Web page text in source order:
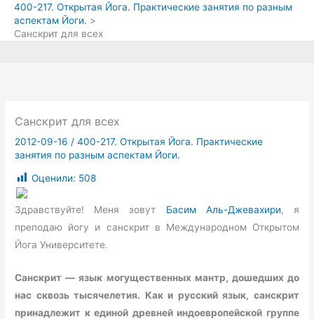
400-217. Открытая Йога. Практические занятия по разным
аспектам Йоги.
Санскрит для всех
Санскрит для всех
2012-09-16 /400-217. Открытая Йога. Практические
занятия по разным аспектам Йоги.
Оценили: 508
Здравствуйте! Меня зовут Басим Аль-Джевахири, я
преподаю йогу и санскрит в Международном Открытом
Йога Университете.
Санскрит — язык могущественных мантр, дошедших до
нас сквозь тысячелетия. Как и русский язык, санскрит
принадлежит к единой древней индоевропейской группе